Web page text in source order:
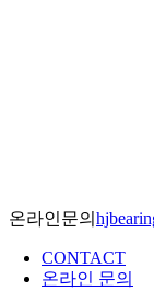
온라인문의
CONTACT
온라인 문의